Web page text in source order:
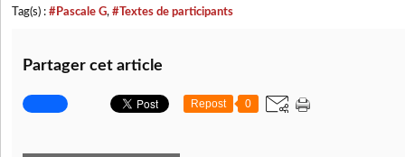
Tag(s) : #Pascale G, #Textes de participants
Partager cet article
Repost 0